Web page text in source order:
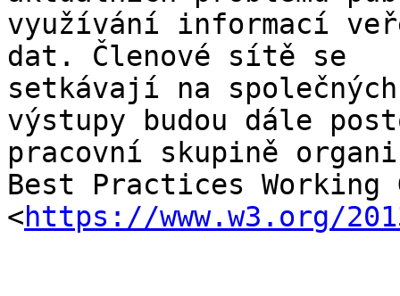
využívání informací
dat. Členové sítě se
setkávají na
výstupy budou dále
pracovní skupině
Best Practices Working
<https://www.w3.org/